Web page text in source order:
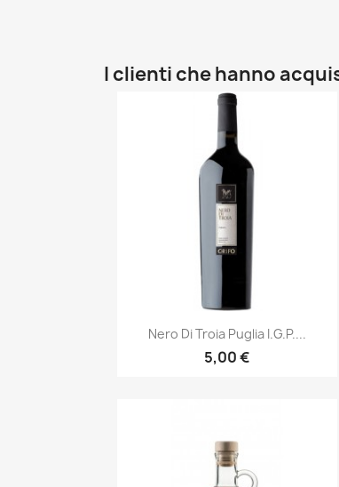
I clienti che hanno
Anteprima
Nero Di Troia Puglia I.G.P....
5,00 €